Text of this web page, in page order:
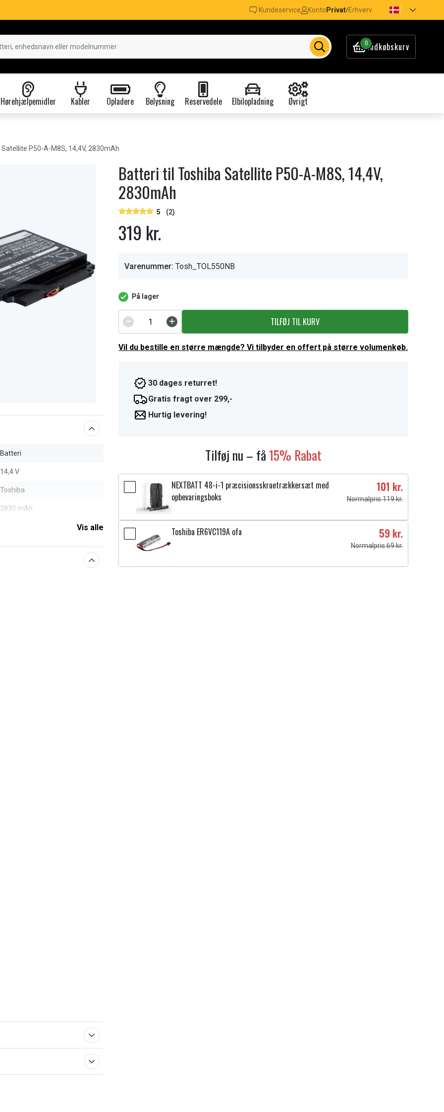
Kundeservice Konto Privat/Erhverv
0Indkøbskurv
Hørehjælpemidler Kabler Opladere Belysning Reservedele Elbilopladning Øvrigt
P50-A-M8S, 14,4V, 2830mAh
Batteri
14,4 V
Toshiba
2830 mAh
Vis alle
Batteri til Toshiba Satellite P50-A-M8S, 14,4V,
2830mAh
5 (2)
319 kr.
Varenummer: Tosh_TOL550NB
På lager
TILFØJ TIL KURV
Vil du bestille en større mængde? Vi tilbyder en offert på større volumenkøb.
30 dages returret!
Gratis fragt over 299,-
Hurtig levering!
Tilføj nu – få15% Rabat
NEXTBATT 48-i-1 præcisionsskruetrækkersæt med
opbevaringsboks
101 kr.
Normalpris 119 kr.
Toshiba ER6VC119A ofa 59 kr.
Normalpris 69 kr.